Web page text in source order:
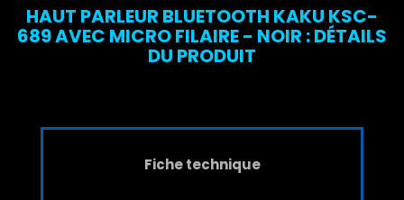
HAUT PARLEUR BLUETOOTH KAKU KSC-
689 AVEC MICRO FILAIRE - NOIR : DÉTAILS
DU PRODUIT
Fiche technique